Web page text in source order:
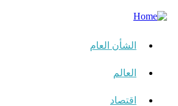
الشأن العام
العالم
اقتصاد